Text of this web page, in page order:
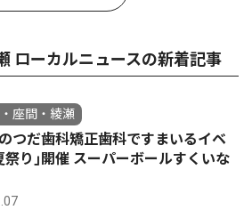
ローカルニュースの新着記事
座間・綾瀬
つだ歯科矯正歯科ですまいるイベ
祭り｣開催 スーパーボールすくいな